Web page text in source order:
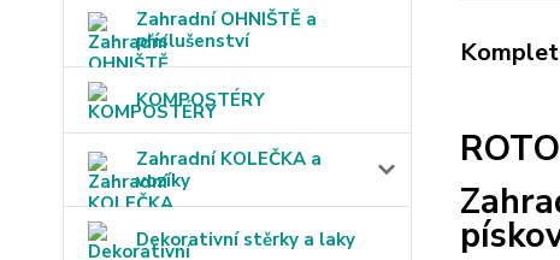
Zahradní OHNIŠTĚ a
příslušenství
KOMPOSTÉRY
Zahradní KOLEČKA a
vozíky
Dekorativní stěrky a laky